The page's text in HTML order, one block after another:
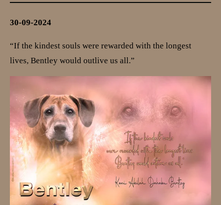
30-09-2024
“If the kindest souls were rewarded with the longest
lives, Bentley would outlive us all.”